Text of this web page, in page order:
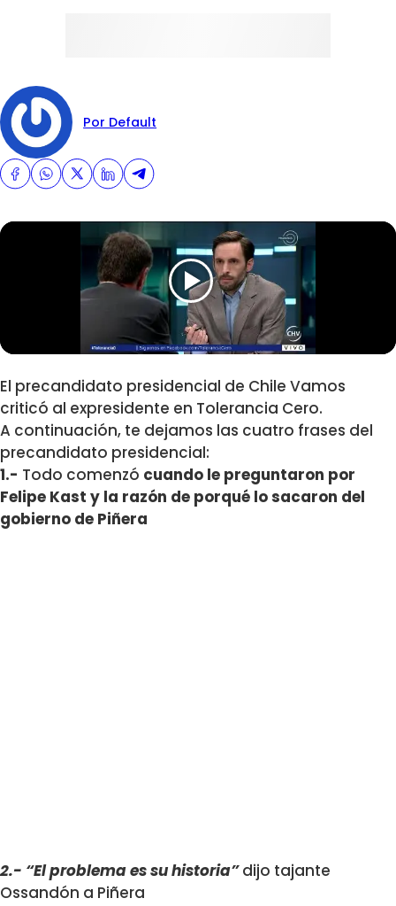
Por Default
El precandidato presidencial de Chile Vamos
criticó al expresidente en Tolerancia Cero.
A continuación, te dejamos las cuatro frases del
precandidato presidencial:
1.- Todo comenzó cuando le preguntaron por
Felipe Kast y la razón de porqué lo sacaron del
gobierno de Piñera
2.- “El problema es su historia” dijo tajante
Ossandón a Piñera